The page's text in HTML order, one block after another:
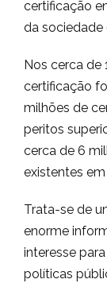
certificação
da sociedade
Nos cerca de
certificação
milhões de
peritos
cerca de 6
existentes
Trata-se de
enorme
interesse
políticas